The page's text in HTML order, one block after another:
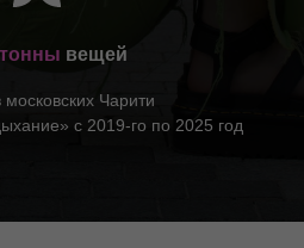
тонны вещей
Чарити
с 2019-го по 2025 год